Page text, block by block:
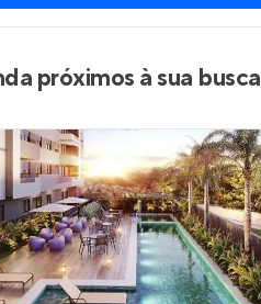
próximos à sua busca